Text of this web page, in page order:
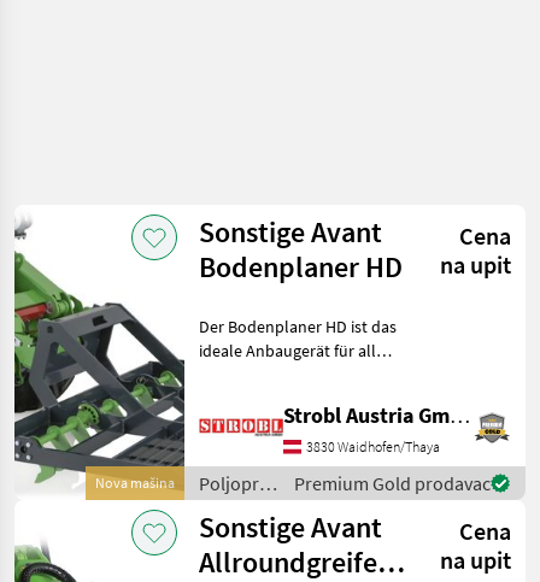
Nova mašina
Sonstige Avant
Bodenplaner HD
Cena
na upit
Der Bodenplaner HD ist das
ideale Anbaugerät für alle,
bearbeiten möchten. Ob
beim Planieren von
Rasenflächen, dem E
Strobl Austria GmbH
3830 Waidhofen/Thaya
Poljoprivredni
motorni
strojevi /
Sonstige
Premium Gold prodavac
Sonstige Avant
Allroundgreifer
Cena
na upit